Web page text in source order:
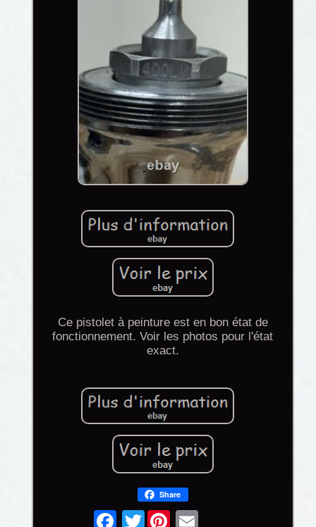
Ce pistolet à peinture est en bon état de
fonctionnement. Voir les photos pour l'état
exact.
Share
Twitter